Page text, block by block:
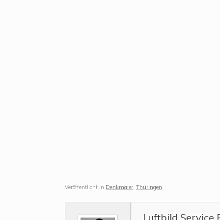
Veröffentlicht in Denkmäler, Thüringen.
Luftbild Service